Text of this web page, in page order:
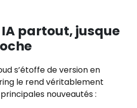
partout, jusque
s’étoffe de version en
le rend véritablement
nouveautés :